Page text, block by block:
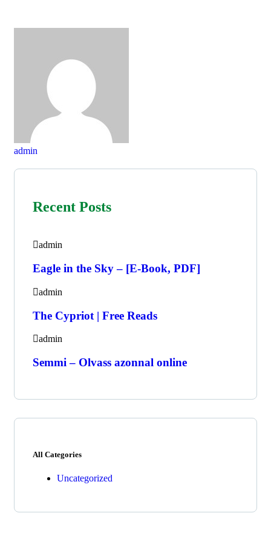
admin
Recent Posts
admin
Eagle in the Sky – [E-Book, PDF]
admin
The Cypriot | Free Reads
admin
Semmi – Olvass azonnal online
All Categories
Uncategorized